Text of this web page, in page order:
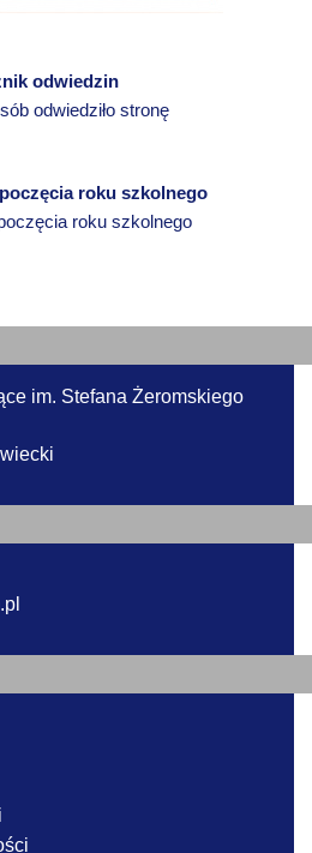
odwiedzin
odwiedziło stronę
roku szkolnego
roku szkolnego
im. Stefana Żeromskiego